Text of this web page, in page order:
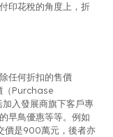
印花稅的角度上，折
任何折扣的售價
（Purchase
入發展商旗下客戶專
早鳥優惠等等。例如
價是900萬元，後者亦